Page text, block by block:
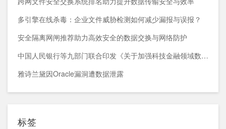
多引擎在线杀毒：企业文件威胁检测如何减少漏报与误报？
安全隔离网闸推荐助力高效安全的数据交换与网络防护
中国人民银行等九部门联合印发《关于加强科技金融领域数据开发利用的通知》
雅诗兰黛因Oracle漏洞遭数据泄露
标签